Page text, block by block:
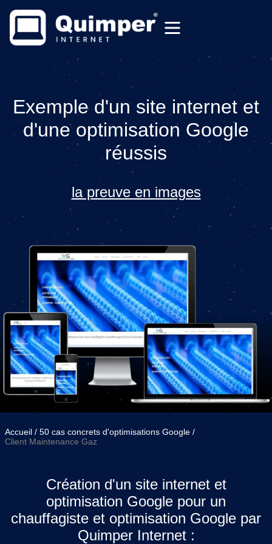
Exemple d'un site internet et
d'une optimisation Google
réussis
la preuve en images
Accueil
50 cas concrets d'optimisations Google
Client Maintenance Gaz
Création d'un site internet et
optimisation Google pour un
chauffagiste et optimisation Google par
Quimper Internet :